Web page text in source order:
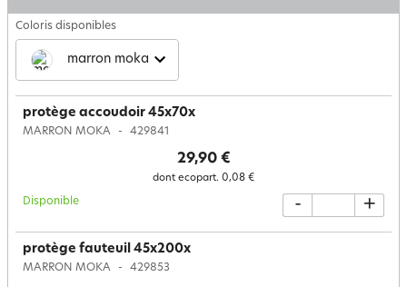
Coloris disponibles
marron moka
protège accoudoir 45x70x
MARRON MOKA 429841
29,90 €
dont ecopart. 0,08 €
Disponible - +
protège fauteuil 45x200x
MARRON MOKA 429853